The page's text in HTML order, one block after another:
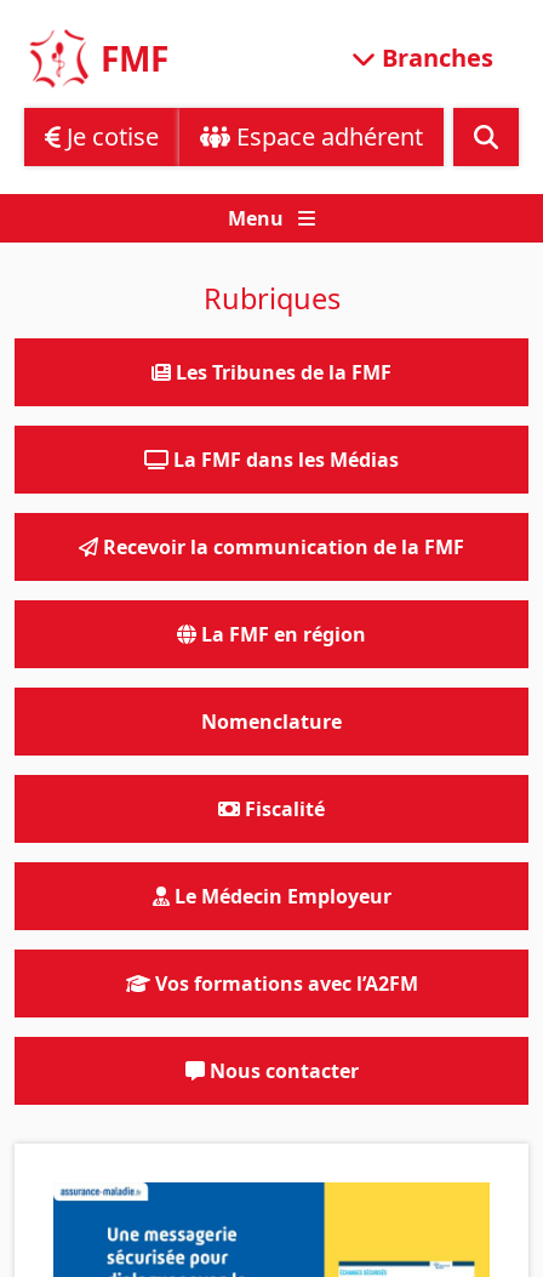
content
FMF Branches
Je cotise Espace adhérent
Menu
Rubriques
Les Tribunes de la FMF
La FMF dans les Médias
Recevoir la communication de la FMF
La FMF en région
Nomenclature
Fiscalité
Le Médecin Employeur
Vos formations avec l’A2FM
Nous contacter